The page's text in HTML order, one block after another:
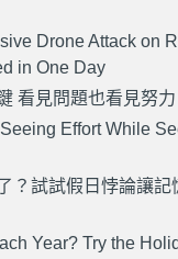
Drone Attack on
in One Day
看見問題也看見努力
Effort While
？試試假日悖論讓記
Year? Try the